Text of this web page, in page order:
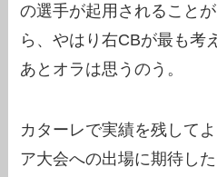
の選手が起用されること
ら、やはり右CBが最も考
あとオラは思うのう。
カターレで実績を残して
ア大会への出場に期待し